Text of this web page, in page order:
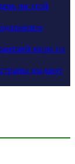
на этой
мира на
страны выдают